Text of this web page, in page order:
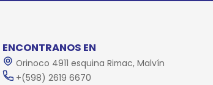
ENCONTRANOS EN
Orinoco 4911 esquina Rimac, Malvín
+(598) 2619 6670